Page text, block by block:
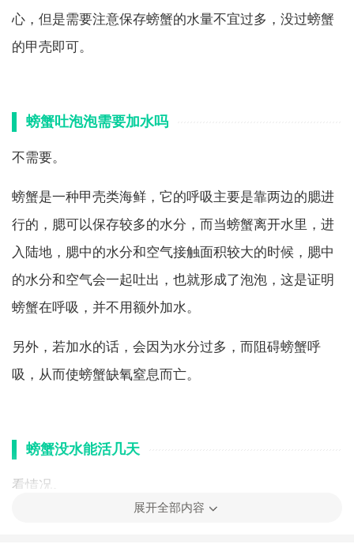
心，但是需要注意保存螃蟹的水量不宜过多，没过螃蟹
的甲壳即可。
螃蟹吐泡泡需要加水吗
不需要。
螃蟹是一种甲壳类海鲜，它的呼吸主要是靠两边的腮进
行的，腮可以保存较多的水分，而当螃蟹离开水里，进
入陆地，腮中的水分和空气接触面积较大的时候，腮中
的水分和空气会一起吐出，也就形成了泡泡，这是证明
螃蟹在呼吸，并不用额外加水。
另外，若加水的话，会因为水分过多，而阻碍螃蟹呼
吸，从而使螃蟹缺氧窒息而亡。
螃蟹没水能活几天
看情况。
展开全部内容